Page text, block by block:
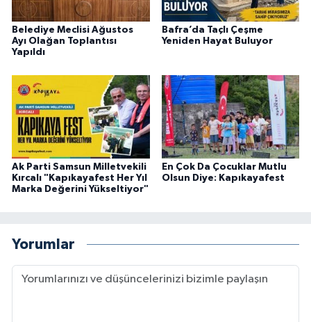
Belediye Meclisi Ağustos
Ayı Olağan Toplantısı
Yapıldı
Bafra’da Taçlı Çeşme
Yeniden Hayat Buluyor
Ak Parti Samsun Milletvekili
Kırcalı "Kapıkayafest Her Yıl
Marka Değerini Yükseltiyor"
En Çok Da Çocuklar Mutlu
Olsun Diye: Kapıkayafest
Yorumlar